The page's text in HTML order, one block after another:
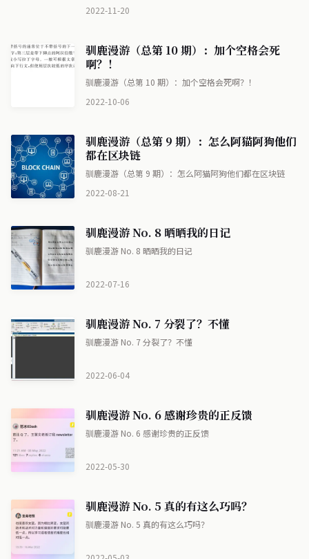
2022-11-20
驯鹿漫游（总第 10 期）：加个空格会死
啊？！
驯鹿漫游（总第 10 期）：加个空格会死啊？！
2022-10-06
驯鹿漫游（总第 9 期）：怎么阿猫阿狗他们
都在区块链
驯鹿漫游（总第 9 期）：怎么阿猫阿狗他们都在区块链
2022-08-21
驯鹿漫游 No. 8 晒晒我的日记
驯鹿漫游 No. 8 晒晒我的日记
2022-07-16
驯鹿漫游 No. 7 分裂了？不懂
驯鹿漫游 No. 7 分裂了？不懂
2022-06-04
驯鹿漫游 No. 6 感谢珍贵的正反馈
驯鹿漫游 No. 6 感谢珍贵的正反馈
2022-05-30
驯鹿漫游 No. 5 真的有这么巧吗？
驯鹿漫游 No. 5 真的有这么巧吗？